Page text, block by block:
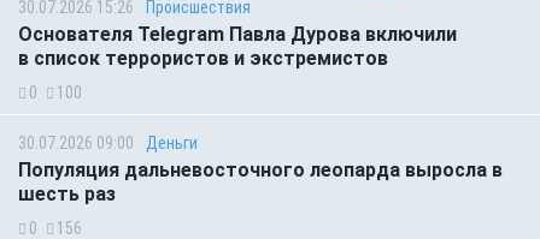
30.07.2026 15:26 Происшествия
Основателя Telegram Павла Дурова включили
в список террористов и экстремистов
0 100
30.07.2026 09:00 Деньги
Популяция дальневосточного леопарда выросла в
шесть раз
0 156